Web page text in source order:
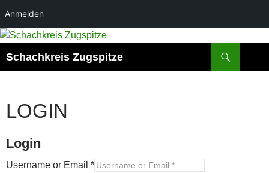
Anmelden
Zum
springen
Schachkreis Zugspitze
LOGIN
Login
Username or Email *